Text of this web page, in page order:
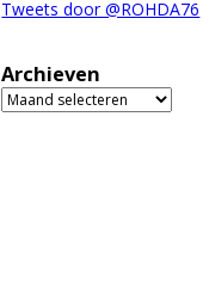
Tweets door @ROHDA76
Archieven
Archieven